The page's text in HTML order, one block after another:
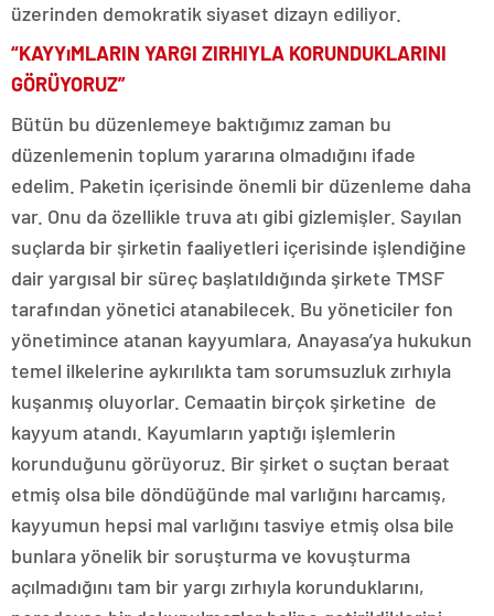
üzerinden demokratik siyaset dizayn ediliyor.
“KAYYıMLARIN YARGI ZIRHIYLA KORUNDUKLARINI
GÖRÜYORUZ”
Bütün bu düzenlemeye baktığımız zaman bu
düzenlemenin toplum yararına olmadığını ifade
edelim. Paketin içerisinde önemli bir düzenleme daha
var. Onu da özellikle truva atı gibi gizlemişler. Sayılan
suçlarda bir şirketin faaliyetleri içerisinde işlendiğine
dair yargısal bir süreç başlatıldığında şirkete TMSF
tarafından yönetici atanabilecek. Bu yöneticiler fon
yönetimince atanan kayyumlara, Anayasa’ya hukukun
temel ilkelerine aykırılıkta tam sorumsuzluk zırhıyla
kuşanmış oluyorlar. Cemaatin birçok şirketine de
kayyum atandı. Kayumların yaptığı işlemlerin
korunduğunu görüyoruz. Bir şirket o suçtan beraat
etmiş olsa bile döndüğünde mal varlığını harcamış,
kayyumun hepsi mal varlığını tasviye etmiş olsa bile
bunlara yönelik bir soruşturma ve kovuşturma
açılmadığını tam bir yargı zırhıyla korunduklarını,